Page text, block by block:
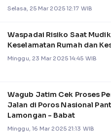
Selasa, 25 Mar 2025 12:17 WIB
Waspadai Risiko Saat
Keselamatan Rumah dan
Minggu, 23 Mar 2025 14:45 WIB
Wagub Jatim Cek Proses
Jalan di Poros Nasional
Lamongan - Babat
Minggu, 16 Mar 2025 21:13 WIB